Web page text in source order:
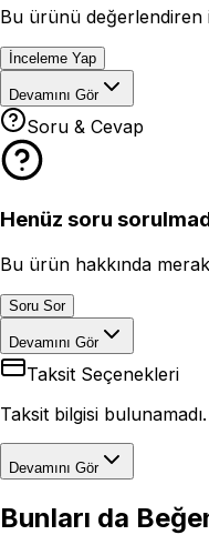
Bu ürünü değerlendiren
İnceleme Yap
Devamını Gör
Soru & Cevap
Henüz soru
Bu ürün hakkında
Soru Sor
Devamını Gör
Taksit Seçenekleri
Taksit bilgisi bulunamadı.
Devamını Gör
Bunları da